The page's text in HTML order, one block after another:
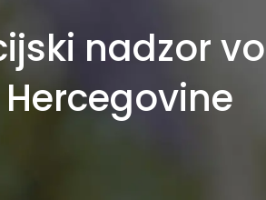
nadzor